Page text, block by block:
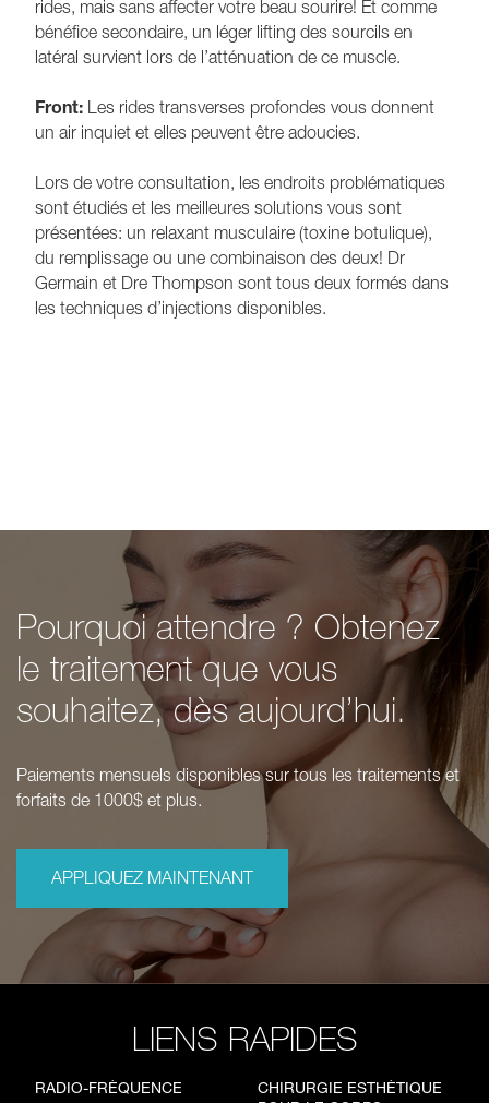
rides, mais sans affecter votre beau sourire! Et comme
bénéfice secondaire, un léger lifting des sourcils en
latéral survient lors de l’atténuation de ce muscle.
Front: Les rides transverses profondes vous donnent
un air inquiet et elles peuvent être adoucies.
Lors de votre consultation, les endroits problématiques
sont étudiés et les meilleures solutions vous sont
présentées: un relaxant musculaire (toxine botulique),
du remplissage ou une combinaison des deux! Dr
Germain et Dre Thompson sont tous deux formés dans
les techniques d’injections disponibles.
Pourquoi attendre ? Obtenez
le traitement que vous
souhaitez, dès aujourd’hui.
Paiements mensuels disponibles sur tous les traitements et
forfaits de 1000$ et plus.
APPLIQUEZ MAINTENANT
LIENS RAPIDES
RADIO-FRÉQUENCE
CHIRURGIE ESTHÉTIQUE